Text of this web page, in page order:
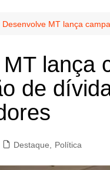
Desenvolve MT lança
lança
de
Destaque Política